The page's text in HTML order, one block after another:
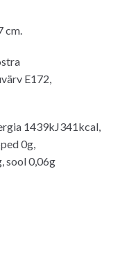
cm.
E172,
1439kJ341kcal,
0g,
sool 0,06g